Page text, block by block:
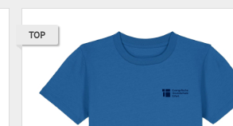
TOP